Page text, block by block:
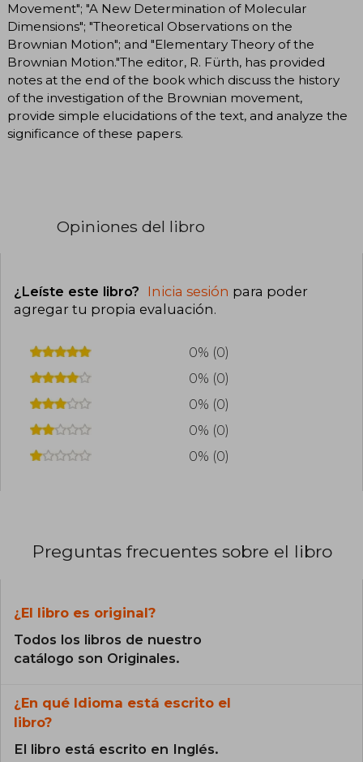
Movement"; "A New Determination of Molecular
Dimensions"; "Theoretical Observations on the
Brownian Motion"; and "Elementary Theory of the
Brownian Motion."The editor, R. Fürth, has provided
notes at the end of the book which discuss the history
of the investigation of the Brownian movement,
provide simple elucidations of the text, and analyze the
significance of these papers.
Opiniones del libro
¿Leíste este libro? Inicia sesión para poder
agregar tu propia evaluación.
0% (0)
0% (0)
0% (0)
0% (0)
0% (0)
Preguntas frecuentes sobre el libro
¿El libro es original?
Todos los libros de nuestro
catálogo son Originales.
¿En qué Idioma está escrito el
libro?
El libro está escrito en Inglés.